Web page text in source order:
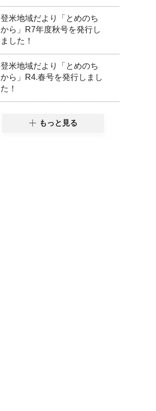
登米地域だより「とめのち
から」R7年度秋号を発行し
ました！
登米地域だより「とめのち
から」R4.春号を発行しまし
た！
もっと見る